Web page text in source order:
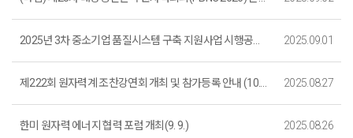
2025년 3차 중소기업 품질시스템 구축 지원사업 시행공고 (마감) 2025.09.01
제222회 원자력계 조찬강연회 개최 및 참가등록 안내 (10.17. 개최) 2025.08.27
한미 원자력 에너지 협력 포럼 개최(9. 9.) 2025.08.26